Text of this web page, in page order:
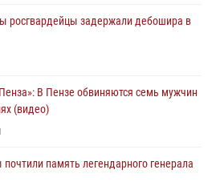
росгвардейцы задержали дебошира в
В Пензе обвиняются семь мужчин
(видео)
память легендарного генерала